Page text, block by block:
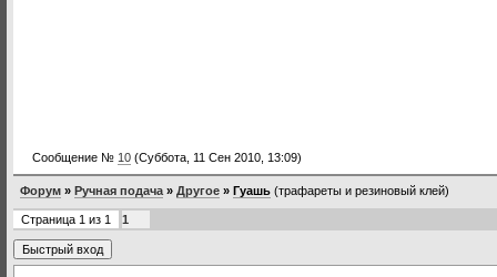
Сообщение № 10 (Суббота, 11 Сен 2010, 13:09)
Форум » Ручная подача » Другое » Гуашь (трафареты и резиновый клей)
Страница 1 из 1 1